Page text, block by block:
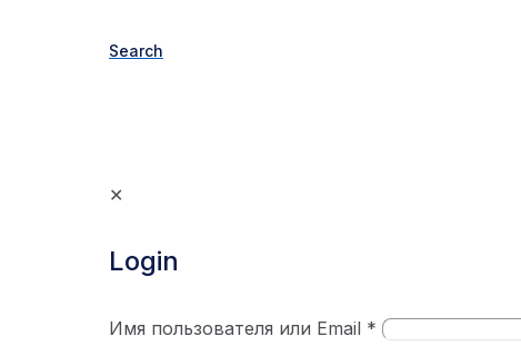
Search
✕
Login
Имя пользователя или Email *